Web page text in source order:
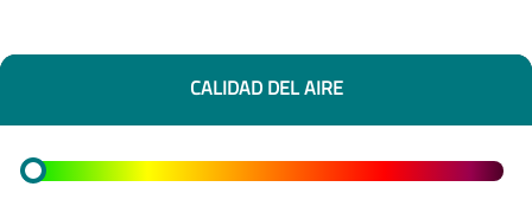
CALIDAD DEL AIRE